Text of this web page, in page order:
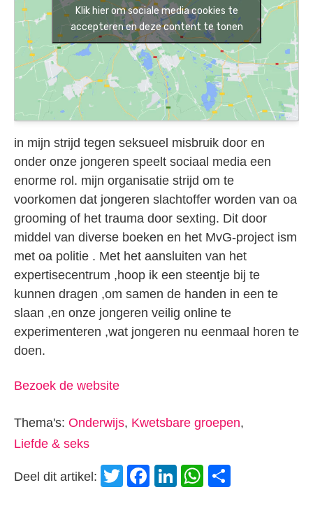
Klik hier om sociale media cookies te
accepteren en deze content te tonen
in mijn strijd tegen seksueel misbruik door en
onder onze jongeren speelt sociaal media een
enorme rol. mijn organisatie strijd om te
voorkomen dat jongeren slachtoffer worden van oa
grooming of het trauma door sexting. Dit door
middel van diverse boeken en het MvG-project ism
met oa politie . Met het aansluiten van het
expertisecentrum ,hoop ik een steentje bij te
kunnen dragen ,om samen de handen in een te
slaan ,en onze jongeren veilig online te
experimenteren ,wat jongeren nu eenmaal horen te
doen.
Bezoek de website
Thema's: Onderwijs, Kwetsbare groepen,
Liefde & seks
Deel dit artikel: Twitter
Facebook
LinkedIn
WhatsApp